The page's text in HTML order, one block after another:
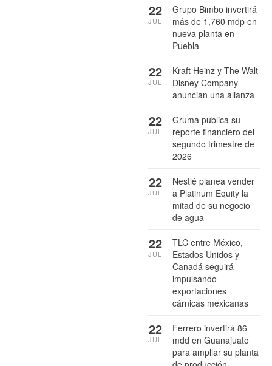
Grupo Bimbo invertirá
más de 1,760 mdp en
nueva planta en
Puebla
22
JUL
Kraft Heinz y The Walt
Disney Company
anuncian una alianza
22
JUL
Gruma publica su
reporte financiero del
segundo trimestre de
2026
22
JUL
Nestlé planea vender
a Platinum Equity la
mitad de su negocio
de agua
22
JUL
TLC entre México,
Estados Unidos y
Canadá seguirá
impulsando
exportaciones
cárnicas mexicanas
22
JUL
Ferrero invertirá 86
mdd en Guanajuato
para ampliar su planta
22
JUL